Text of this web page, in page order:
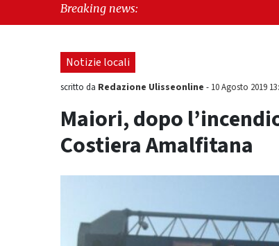
Breaking news: "Cava de'
Notizie locali
scritto da Redazione Ulisseonline - 10 Agosto 2019
Maiori, dopo
Costiera Amalfitana